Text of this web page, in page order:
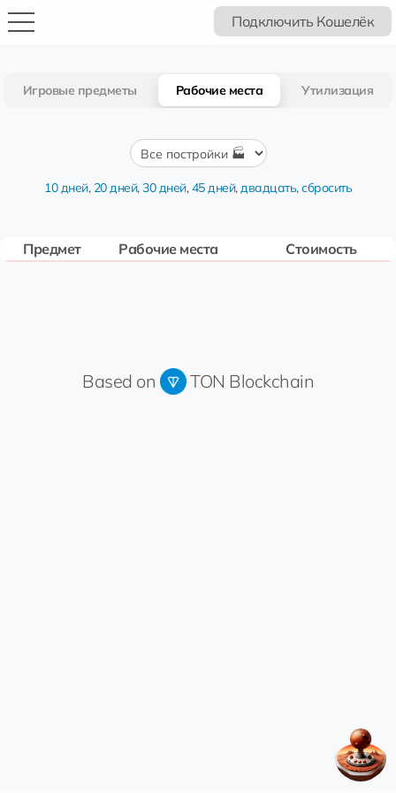
Подключить Кошелёк
Игровые предметы Рабочие места Утилизация
10 дней, 20 дней,30 дней,45 дней,двадцать,сбросить
Предмет Рабочие места Стоимость
Based on TON Blockchain